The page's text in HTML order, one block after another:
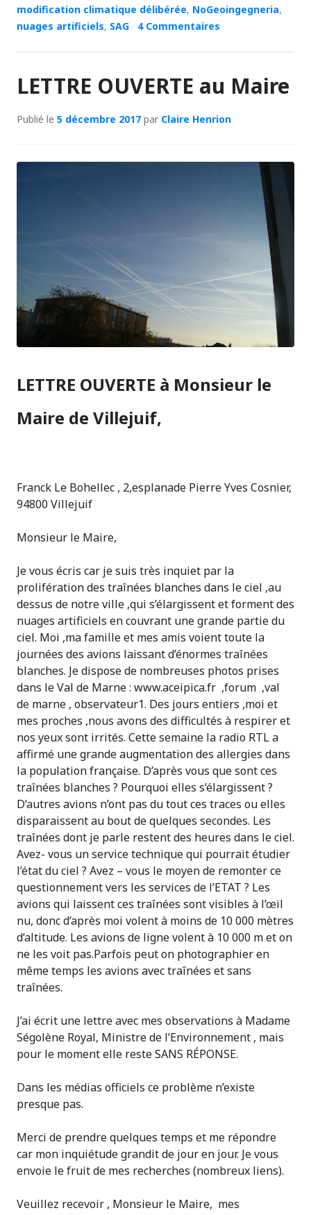
modification climatique délibérée, NoGeoingegneria,
nuages artificiels, SAG 4 Commentaires
LETTRE OUVERTE au Maire
Publié le 5 décembre 2017 par Claire Henrion
LETTRE OUVERTE à Monsieur le
Maire de Villejuif,
Franck Le Bohellec , 2,esplanade Pierre Yves Cosnier,
94800 Villejuif
Monsieur le Maire,
Je vous écris car je suis très inquiet par la
prolifération des traînées blanches dans le ciel ,au
dessus de notre ville ,qui s’élargissent et forment des
nuages artificiels en couvrant une grande partie du
ciel. Moi ,ma famille et mes amis voient toute la
journées des avions laissant d’énormes traînées
blanches. Je dispose de nombreuses photos prises
dans le Val de Marne : www.aceipica.fr ,forum ,val
de marne , observateur1. Des jours entiers ,moi et
mes proches ,nous avons des difficultés à respirer et
nos yeux sont irrités. Cette semaine la radio RTL a
affirmé une grande augmentation des allergies dans
la population française. D’après vous que sont ces
traînées blanches ? Pourquoi elles s’élargissent ?
D’autres avions n’ont pas du tout ces traces ou elles
disparaissent au bout de quelques secondes. Les
traînées dont je parle restent des heures dans le ciel.
Avez- vous un service technique qui pourrait étudier
l’état du ciel ? Avez – vous le moyen de remonter ce
questionnement vers les services de l’ETAT ? Les
avions qui laissent ces traînées sont visibles à l’œil
nu, donc d’après moi volent à moins de 10 000 mètres
d’altitude. Les avions de ligne volent à 10 000 m et on
ne les voit pas.Parfois peut on photographier en
même temps les avions avec traînées et sans
traînées.
J’ai écrit une lettre avec mes observations à Madame
Ségolène Royal, Ministre de l’Environnement , mais
pour le moment elle reste SANS RÉPONSE.
Dans les médias officiels ce problème n’existe
presque pas.
Merci de prendre quelques temps et me répondre
car mon inquiétude grandit de jour en jour. Je vous
envoie le fruit de mes recherches (nombreux liens).
Veuillez recevoir , Monsieur le Maire, mes